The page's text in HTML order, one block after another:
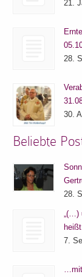
21.
28.
30.
Beliebte
28.
„(…)
7.